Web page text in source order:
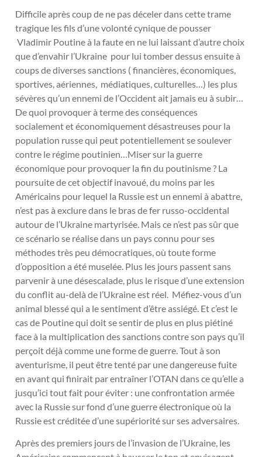
Difficile après coup de ne pas déceler dans cette trame
tragique les fils d’une volonté cynique de pousser
Vladimir Poutine à la faute en ne lui laissant d’autre choix
que d’envahir l’Ukraine pour lui tomber dessus ensuite à
coups de diverses sanctions ( financières, économiques,
sportives, aériennes, médiatiques, culturelles…) les plus
sévères qu’un ennemi de l’Occident ait jamais eu à subir…
De quoi provoquer à terme des conséquences
socialement et économiquement désastreuses pour la
population russe qui peut potentiellement se soulever
contre le régime poutinien…Miser sur la guerre
économique pour provoquer la fin du poutinisme ? La
poursuite de cet objectif inavoué, du moins par les
Américains pour lequel la Russie est un ennemi à abattre,
n’est pas à exclure dans le bras de fer russo-occidental
autour de l’Ukraine martyrisée. Mais ce n’est pas sûr que
ce scénario se réalise dans un pays connu pour ses
méthodes très peu démocratiques, où toute forme
d’opposition a été muselée. Plus les jours passent sans
parvenir à une désescalade, plus le risque d’une extension
du conflit au-delà de l’Ukraine est réel. Méfiez-vous d’un
animal blessé qui a le sentiment d’être assiégé. Et c’est le
cas de Poutine qui doit se sentir de plus en plus piétiné
face à la multiplication des sanctions contre son pays qu’il
perçoit déjà comme une forme de guerre. Tout à son
aventurisme, il peut être tenté par une dangereuse fuite
en avant qui finirait par entraîner l’OTAN dans ce qu’elle a
jusqu’ici tout fait pour éviter : une confrontation armée
avec la Russie sur fond d’une guerre électronique où la
Russie est créditée d’une supériorité sur ses adversaires.
Après des premiers jours de l’invasion de l’Ukraine, les